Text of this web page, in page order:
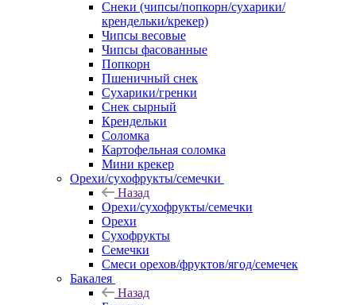
Снеки (чипсы/попкорн/сухарики/
крендельки/крекер)
Чипсы весовые
Чипсы фасованные
Попкорн
Пшеничный снек
Сухарики/гренки
Снек сырный
Крендельки
Соломка
Картофельная соломка
Мини крекер
Орехи/сухофрукты/семечки
Назад
Орехи/сухофрукты/семечки
Орехи
Сухофрукты
Семечки
Смеси орехов/фруктов/ягод/семечек
Бакалея
Назад